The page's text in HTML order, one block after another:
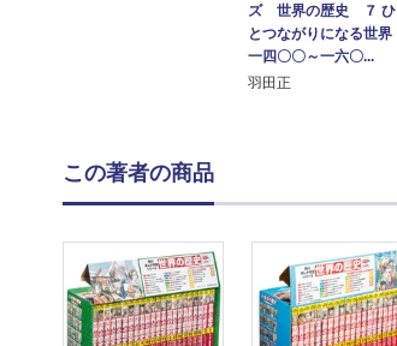
ズ 世界の歴史 ７ ひ
とつながりになる世界
一四〇〇～一六〇...
羽田正
この著者の商品